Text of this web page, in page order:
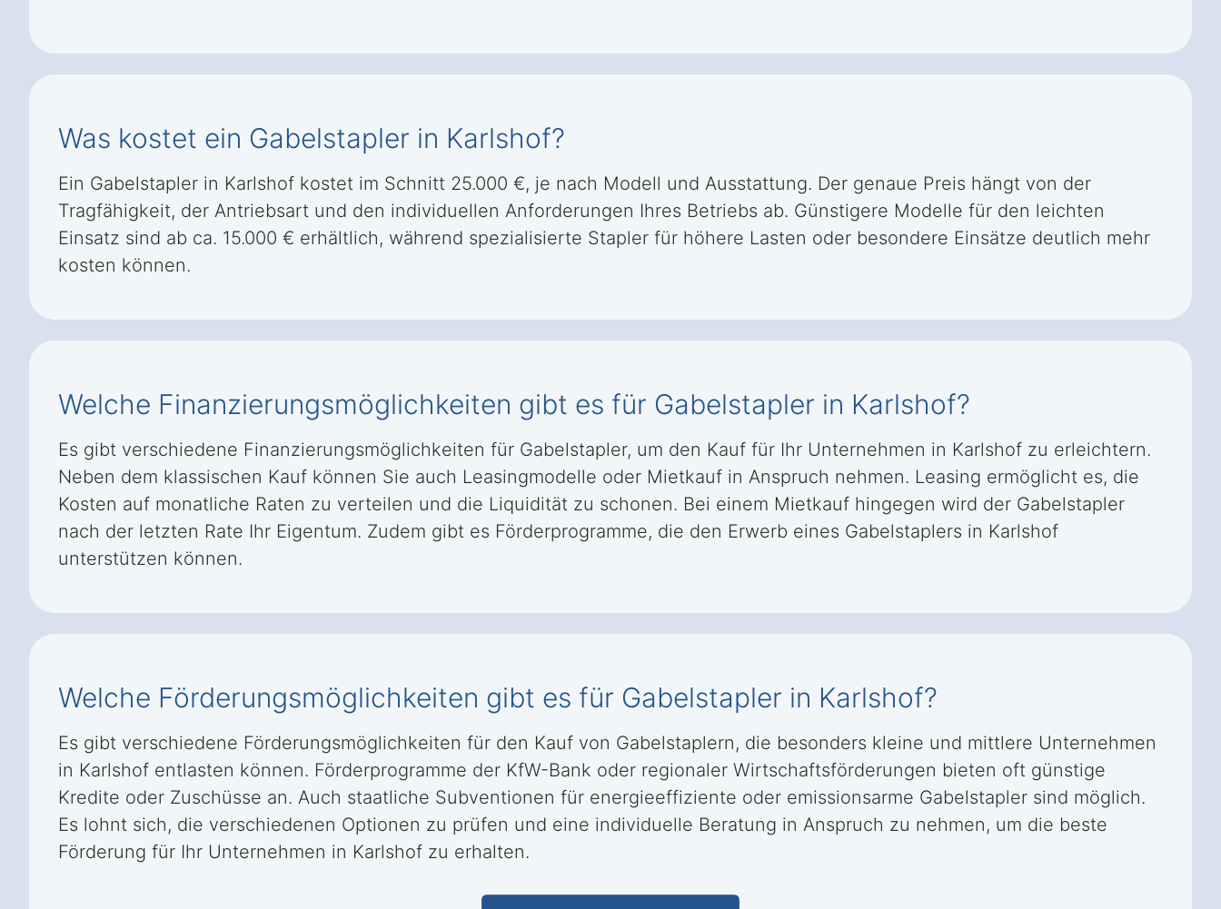
Was kostet ein Gabelstapler in Karlshof?
Ein Gabelstapler in Karlshof kostet im Schnitt 25.000 €, je nach Modell und Ausstattung. Der genaue Preis hängt von der
Tragfähigkeit, der Antriebsart und den individuellen Anforderungen Ihres Betriebs ab. Günstigere Modelle für den leichten
Einsatz sind ab ca. 15.000 € erhältlich, während spezialisierte Stapler für höhere Lasten oder besondere Einsätze deutlich mehr
kosten können.
Welche Finanzierungsmöglichkeiten gibt es für Gabelstapler in Karlshof?
Es gibt verschiedene Finanzierungsmöglichkeiten für Gabelstapler, um den Kauf für Ihr Unternehmen in Karlshof zu erleichtern.
Neben dem klassischen Kauf können Sie auch Leasingmodelle oder Mietkauf in Anspruch nehmen. Leasing ermöglicht es, die
Kosten auf monatliche Raten zu verteilen und die Liquidität zu schonen. Bei einem Mietkauf hingegen wird der Gabelstapler
nach der letzten Rate Ihr Eigentum. Zudem gibt es Förderprogramme, die den Erwerb eines Gabelstaplers in Karlshof
unterstützen können.
Welche Förderungsmöglichkeiten gibt es für Gabelstapler in Karlshof?
Es gibt verschiedene Förderungsmöglichkeiten für den Kauf von Gabelstaplern, die besonders kleine und mittlere Unternehmen
in Karlshof entlasten können. Förderprogramme der KfW-Bank oder regionaler Wirtschaftsförderungen bieten oft günstige
Kredite oder Zuschüsse an. Auch staatliche Subventionen für energieeffiziente oder emissionsarme Gabelstapler sind möglich.
Es lohnt sich, die verschiedenen Optionen zu prüfen und eine individuelle Beratung in Anspruch zu nehmen, um die beste
Förderung für Ihr Unternehmen in Karlshof zu erhalten.